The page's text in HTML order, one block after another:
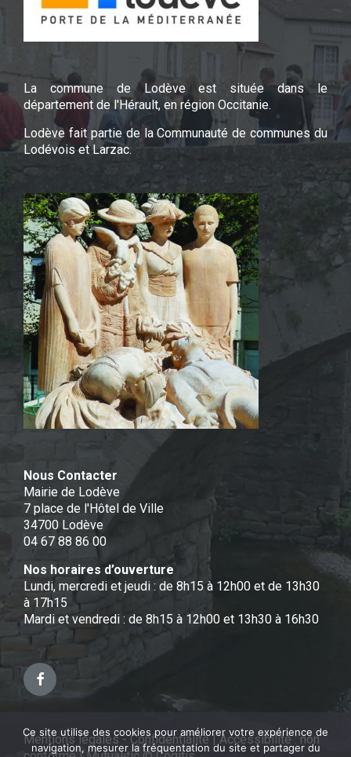
La commune de Lodève est située dans le
département de l'Hérault, en région Occitanie.
Lodève fait partie de la Communauté de communes du
Lodévois et Larzac.
Nous Contacter
Mairie de Lodève
7 place de l'Hôtel de Ville
34700 Lodève
04 67 88 86 00
Nos horaires d’ouverture
Lundi, mercredi et jeudi : de 8h15 à 12h00 et de 13h30
à 17h15
Mardi et vendredi : de 8h15 à 12h00 et 13h30 à 16h30
Facebook
Mentions légales - Confidentialité|Accessibilité : non
Ce site utilise des cookies pour améliorer votre expérience de
navigation, mesurer la fréquentation du site et partager du